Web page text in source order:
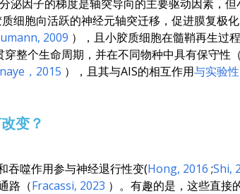
因子的梯度是轴突导向的主要驱动因素，
细胞向活跃的神经元轴突迁移，促进膜复极
, 2009 ），且小胶质细胞在髓鞘再生过
整个生命周期，并在不同物种中具有保守性（
，2015 ），且其与AIS的相互作用与实验
变？
吞噬作用参与神经退行性变(Hong, 2016 ;Shi,
路（Fracassi, 2023 ）。有趣的是，这些直接